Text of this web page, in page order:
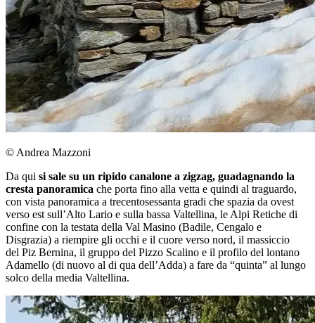
© Andrea Mazzoni
Da qui si sale su un ripido canalone a zigzag, guadagnando la
cresta panoramica che porta fino alla vetta e quindi al traguardo,
con vista panoramica a trecentosessanta gradi che spazia da ovest
verso est sull’Alto Lario e sulla bassa Valtellina, le Alpi Retiche di
confine con la testata della Val Masino (Badile, Cengalo e
Disgrazia) a riempire gli occhi e il cuore verso nord, il massiccio
del Piz Bernina, il gruppo del Pizzo Scalino e il profilo del lontano
Adamello (di nuovo al di qua dell’Adda) a fare da “quinta” al lungo
solco della media Valtellina.